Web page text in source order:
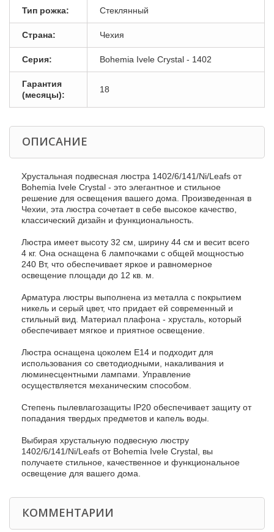
Тип рожка: Стеклянный
Страна: Чехия
Серия: Bohemia Ivele Crystal - 1402
Гарантия
(месяцы):
18
ОПИСАНИЕ
Хрустальная подвесная люстра 1402/6/141/Ni/Leafs от
Bohemia Ivele Crystal - это элегантное и стильное
решение для освещения вашего дома. Произведенная в
Чехии, эта люстра сочетает в себе высокое качество,
классический дизайн и функциональность.
Люстра имеет высоту 32 см, ширину 44 см и весит всего
4 кг. Она оснащена 6 лампочками с общей мощностью
240 Вт, что обеспечивает яркое и равномерное
освещение площади до 12 кв. м.
Арматура люстры выполнена из металла с покрытием
никель и серый цвет, что придает ей современный и
стильный вид. Материал плафона - хрусталь, который
обеспечивает мягкое и приятное освещение.
Люстра оснащена цоколем E14 и подходит для
использования со светодиодными, накаливания и
люминесцентными лампами. Управление
осуществляется механическим способом.
Степень пылевлагозащиты IP20 обеспечивает защиту от
попадания твердых предметов и капель воды.
Выбирая хрустальную подвесную люстру
1402/6/141/Ni/Leafs от Bohemia Ivele Crystal, вы
получаете стильное, качественное и функциональное
освещение для вашего дома.
КОММЕНТАРИИ